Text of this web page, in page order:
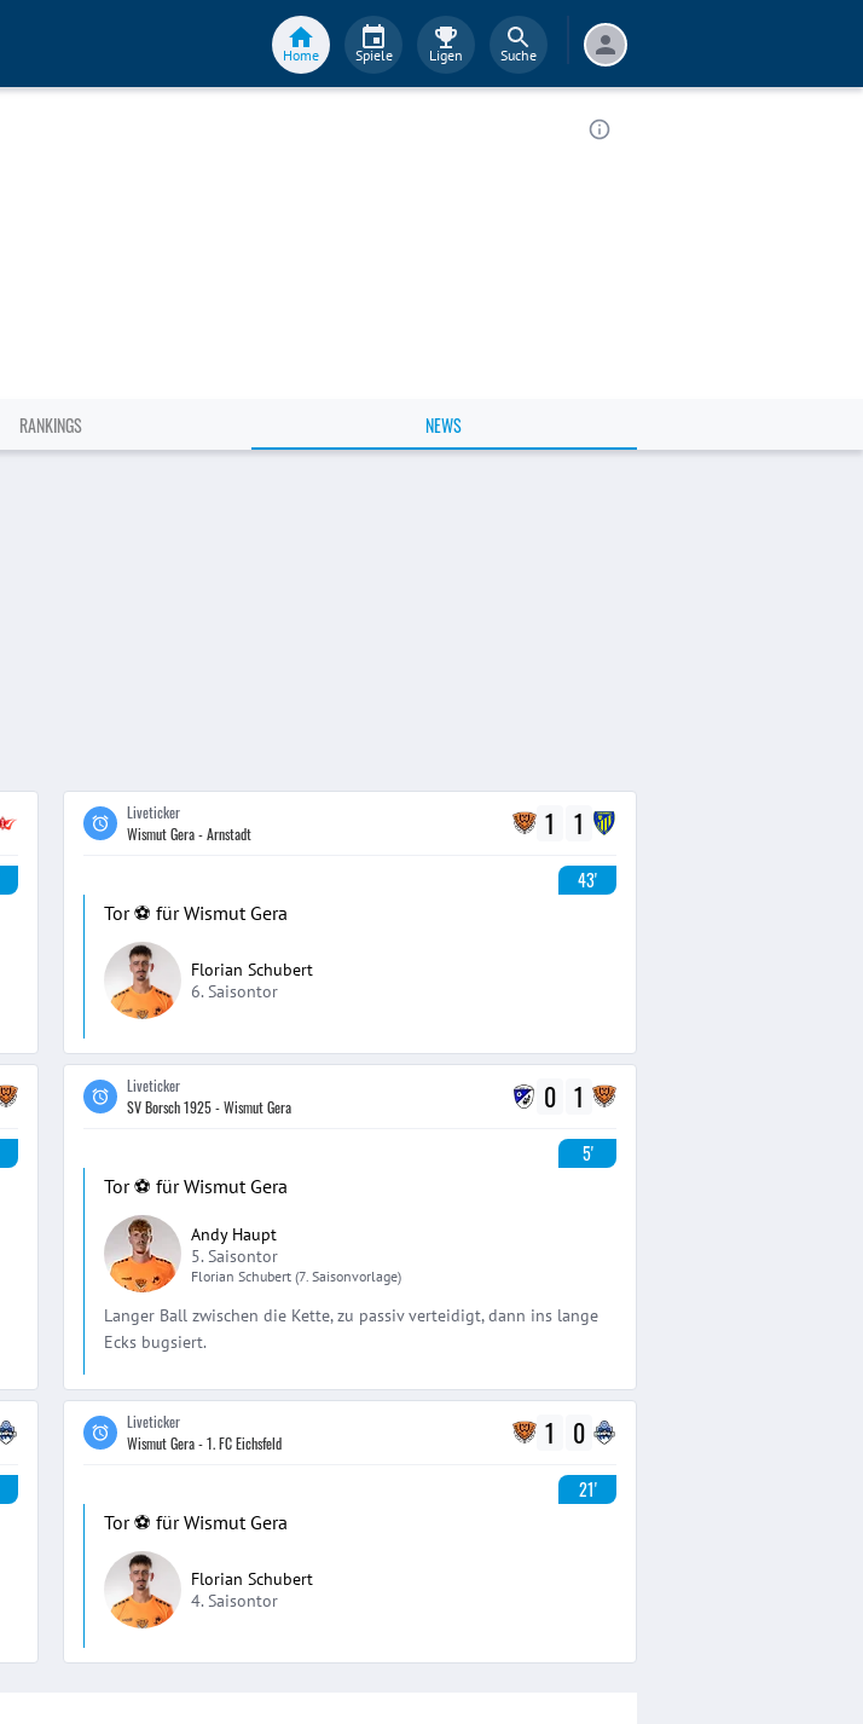
Home Spiele Ligen Suche
RANKINGS NEWS
Liveticker
Wismut Gera - Arnstadt
1 1
43'
Tor ⚽️ für Wismut Gera
Florian Schubert
6. Saisontor
Liveticker
SV Borsch 1925 - Wismut Gera
0 1
5'
Tor ⚽️ für Wismut Gera
Andy Haupt
5. Saisontor
Florian Schubert (7. Saisonvorlage)
Langer Ball zwischen die Kette, zu passiv verteidigt, dann ins lange
Ecks bugsiert.
Liveticker
Wismut Gera - 1. FC Eichsfeld
1 0
21'
Tor ⚽️ für Wismut Gera
Florian Schubert
4. Saisontor